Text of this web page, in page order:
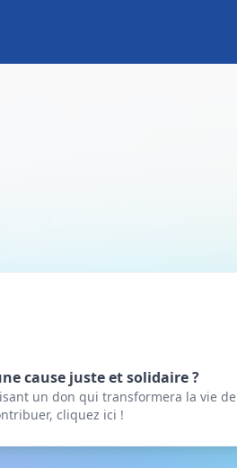
cause juste et solidaire ?
un don qui transformera la vie de
cliquez ici !